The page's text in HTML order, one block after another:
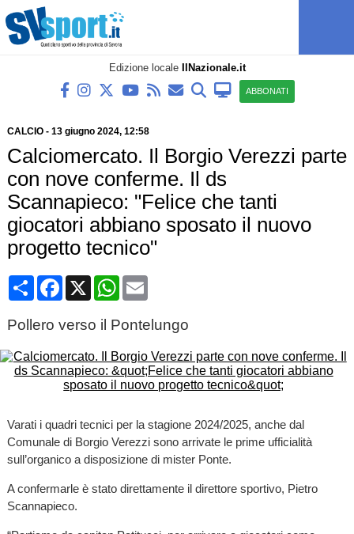
Edizione locale IlNazionale.it
ABBONATI
CALCIO- 13 giugno 2024, 12:58
Calciomercato. Il Borgio Verezzi parte
con nove conferme. Il ds
Scannapieco: "Felice che tanti
giocatori abbiano sposato il nuovo
progetto tecnico"
CondividiFacebook
X WhatsApp
Email
Pollero verso il Pontelungo
Varati i quadri tecnici per la stagione 2024/2025, anche dal
Comunale di Borgio Verezzi sono arrivate le prime ufficialità
sull’organico a disposizione di mister Ponte.
A confermarle è stato direttamente il direttore sportivo, Pietro
Scannapieco.